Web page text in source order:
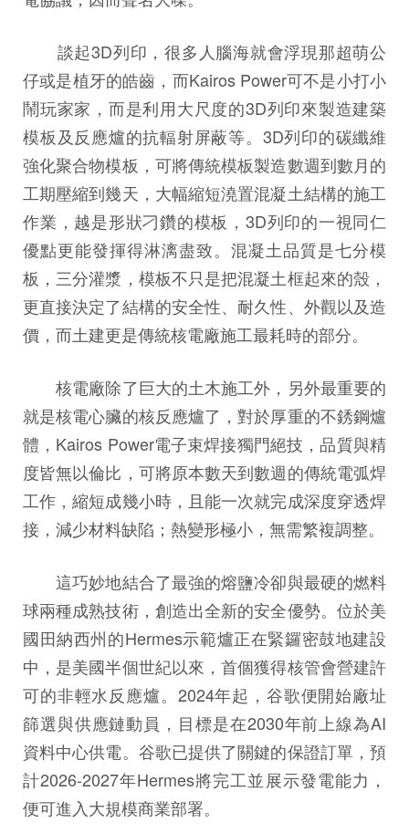
談起3D列印，很多人腦海就會浮現那超萌公
仔或是植牙的皓齒，而Kairos Power可不是小打小
鬧玩家家，而是利用大尺度的3D列印來製造建築
模板及反應爐的抗輻射屏蔽等。3D列印的碳纖維
強化聚合物模板，可將傳統模板製造數週到數月的
工期壓縮到幾天，大幅縮短澆置混凝土結構的施工
作業，越是形狀刁鑽的模板，3D列印的一視同仁
優點更能發揮得淋漓盡致。混凝土品質是七分模
板，三分灌漿，模板不只是把混凝土框起來的殼，
更直接決定了結構的安全性、耐久性、外觀以及造
價，而土建更是傳統核電廠施工最耗時的部分。
核電廠除了巨大的土木施工外，另外最重要的
就是核電心臟的核反應爐了，對於厚重的不銹鋼爐
體，Kairos Power電子束焊接獨門絕技，品質與精
度皆無以倫比，可將原本數天到數週的傳統電弧焊
工作，縮短成幾小時，且能一次就完成深度穿透焊
接，減少材料缺陷；熱變形極小，無需繁複調整。
這巧妙地結合了最強的熔鹽冷卻與最硬的燃料
球兩種成熟技術，創造出全新的安全優勢。位於美
國田納西州的Hermes示範爐正在緊鑼密鼓地建設
中，是美國半個世紀以來，首個獲得核管會營建許
可的非輕水反應爐。2024年起，谷歌便開始廠址
篩選與供應鏈動員，目標是在2030年前上線為AI
資料中心供電。谷歌已提供了關鍵的保證訂單，預
計2026-2027年Hermes將完工並展示發電能力，
便可進入大規模商業部署。